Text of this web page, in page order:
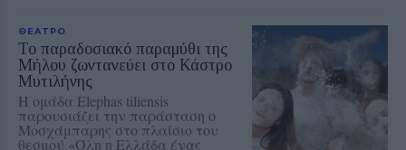
ΘΕΑΤΡΟ
Το παραδοσιακό παραμύθι της
Μήλου ζωντανεύει στο Κάστρο
Μυτιλήνης
Η ομάδα Elephas tiliensis
παρουσιάζει την παράσταση o
Μοσχάμπαρης στο πλαίσιο του
θεσμού «Όλη η Ελλάδα ένας